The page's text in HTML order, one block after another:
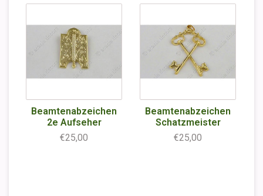
Beamtenabzeichen
2e Aufseher
€25,00
Beamtenabzeichen
Schatzmeister
€25,00